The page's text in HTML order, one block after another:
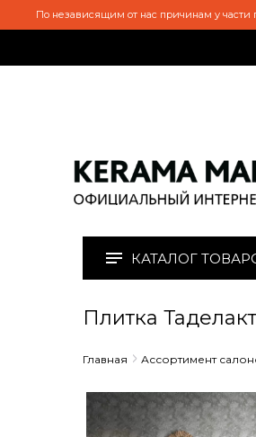
По независящим от нас причинам у части
КАТАЛОГ
Плитка
Главная Ассортимент